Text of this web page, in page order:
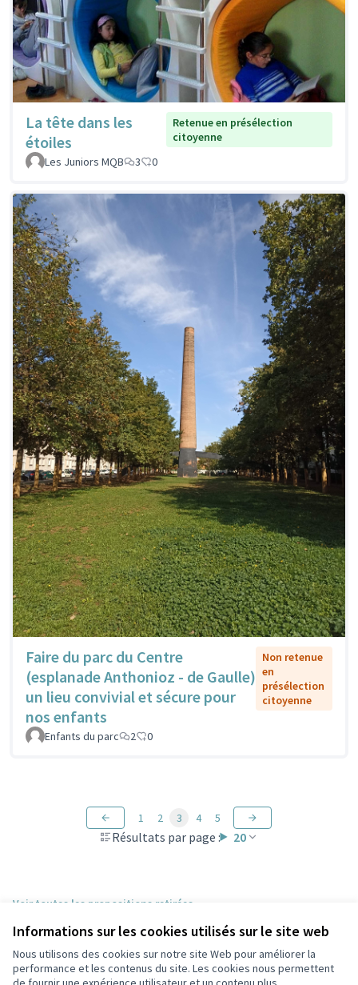
Informations sur les cookies utilisés sur le site web
Nous utilisons des cookies sur notre site Web pour améliorer la
performance et les contenus du site. Les cookies nous permettent
La tête dans les
étoiles
Retenue en présélection
citoyenne
Les Juniors MQB
3 0
Faire du parc du Centre
(esplanade Anthonioz - de Gaulle)
un lieu convivial et sécure pour
nos enfants
Non retenue
en
présélection
citoyenne
Enfants du parc 2 0
Résultats par page : 20
1 2 3 4 5
Voir toutes les propositions retirées
Conditions d'utilisation
Paramètres des cookies